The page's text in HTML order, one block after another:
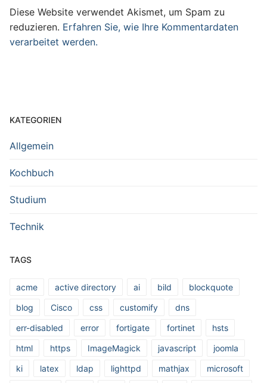
Diese Website verwendet Akismet, um Spam zu
reduzieren. Erfahren Sie, wie Ihre Kommentardaten
verarbeitet werden.
KATEGORIEN
Allgemein
Kochbuch
Studium
Technik
TAGS
acme active directory ai bild
blockquote
blog
Cisco css customify
dns
err-disabled
error fortigate fortinet
hsts
html
https ImageMagick javascript
joomla
ki
latex ldap lighttpd mathjax
microsoft